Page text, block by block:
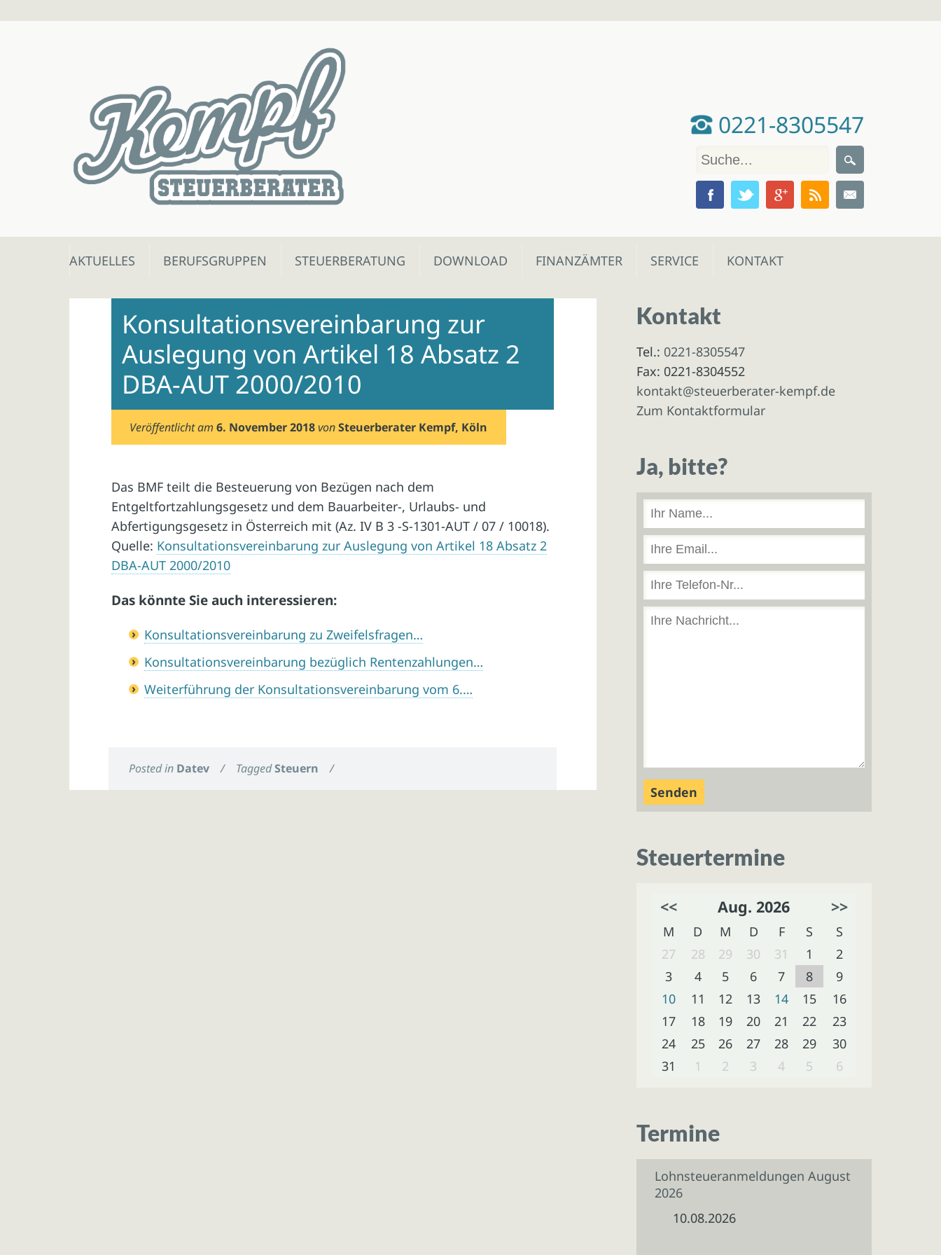
0221-8305547
Skip
AKTUELLES BERUFSGRUPPEN STEUERBERATUNG DOWNLOAD FINANZÄMTER SERVICE KONTAKT
Konsultationsvereinbarung zur
Auslegung von Artikel 18 Absatz 2
DBA-AUT 2000/2010
Veröffentlicht am6. November 2018 vonSteuerberater Kempf, Köln
Das BMF teilt die Besteuerung von Bezügen nach dem
Entgeltfortzahlungsgesetz und dem Bauarbeiter-, Urlaubs- und
Abfertigungsgesetz in Österreich mit (Az. IV B 3 -S-1301-AUT / 07 / 10018).
Quelle: Konsultationsvereinbarung zur Auslegung von Artikel 18 Absatz 2
DBA-AUT 2000/2010
Das könnte Sie auch interessieren:
Konsultationsvereinbarung zu Zweifelsfragen…
Konsultationsvereinbarung bezüglich Rentenzahlungen…
Weiterführung der Konsultationsvereinbarung vom 6.…
Posted in Datev / TaggedSteuern /
Kontakt
Tel.: 0221-8305547
Fax: 0221-8304552
kontakt@steuerberater-kempf.de
Zum Kontaktformular
Ja, bitte?
Steuertermine
<< Aug. 2026 >>
M D M D F S
S
27
28 29 30 31 1
2
3
4 5 6 7 8
9
10
11 12 13 14 15
16
17
18 19 20 21 22
23
24
25 26 27 28 29
30
31
1 2 3 4 5 6
Termine
Lohnsteueranmeldungen August
2026
10.08.2026